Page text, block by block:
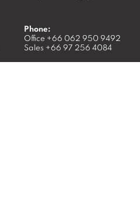
Phone:
Office +66 062 950 9492
Sales +66 97 256 4084